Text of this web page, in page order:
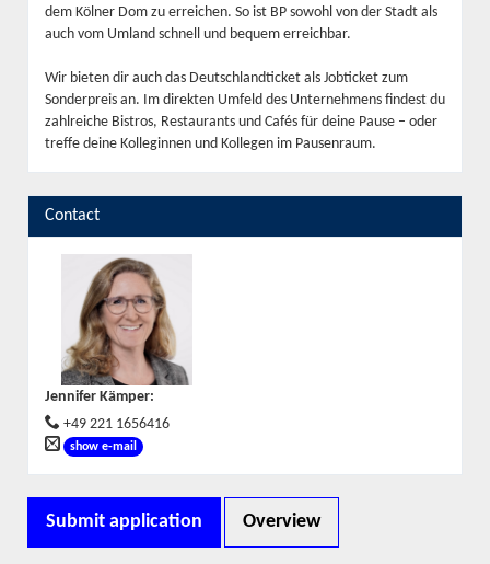
dem Kölner Dom zu erreichen. So ist BP sowohl von der Stadt als
auch vom Umland schnell und bequem erreichbar.
Wir bieten dir auch das Deutschlandticket als Jobticket zum
Sonderpreis an. Im direkten Umfeld des Unternehmens findest du
zahlreiche Bistros, Restaurants und Cafés für deine Pause – oder
treffe deine Kolleginnen und Kollegen im Pausenraum.
Contact
Jennifer Kämper:
+49 221 1656416
show e-mail
Submit application Overview